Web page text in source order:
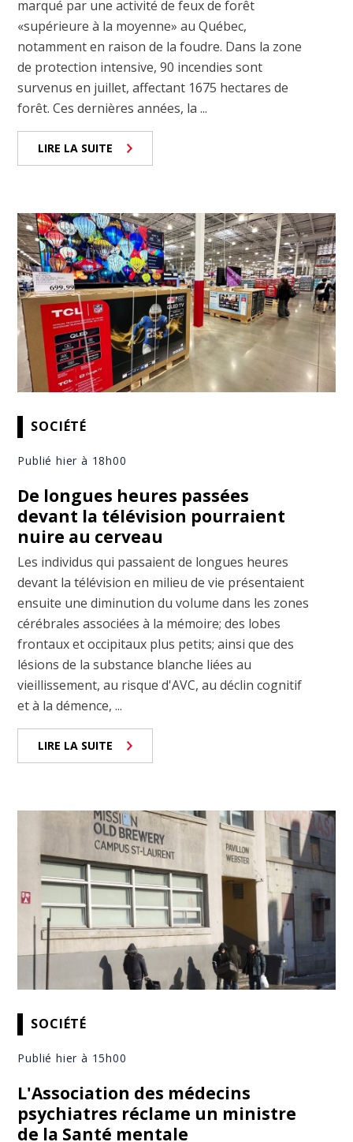
marqué par une activité de feux de forêt
«supérieure à la moyenne» au Québec,
notamment en raison de la foudre. Dans la zone
de protection intensive, 90 incendies sont
survenus en juillet, affectant 1675 hectares de
forêt. Ces dernières années, la ...
LIRE LA SUITE
SOCIÉTÉ
Publié hier à 18h00
De longues heures passées
devant la télévision pourraient
nuire au cerveau
Les individus qui passaient de longues heures
devant la télévision en milieu de vie présentaient
ensuite une diminution du volume dans les zones
cérébrales associées à la mémoire; des lobes
frontaux et occipitaux plus petits; ainsi que des
lésions de la substance blanche liées au
vieillissement, au risque d'AVC, au déclin cognitif
et à la démence, ...
LIRE LA SUITE
SOCIÉTÉ
Publié hier à 15h00
L'Association des médecins
psychiatres réclame un ministre
de la Santé mentale